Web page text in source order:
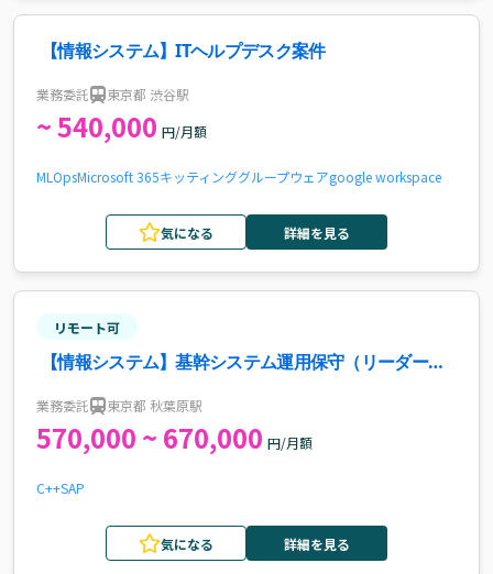
【情報システム】ITヘルプデスク案件
業務委託 東京都 渋谷駅
~ 540,000 円/月額
MLOpsMicrosoft 365キッティンググループウェアgoogle workspace
気になる 詳細を見る
リモート可
【情報システム】基幹システム運用保守（リーダー支
業務委託 東京都 秋葉原駅
570,000 ~ 670,000 円/月額
C++SAP
気になる 詳細を見る